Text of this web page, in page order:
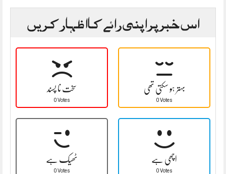
اس خبر پر اپنی رائے کا اظہار کریں
سخت نا پسند
0 Votes
بہتر ہو سکتی تھی
0 Votes
ٹھیک ہے
0 Votes
اچھی ہے
0 Votes